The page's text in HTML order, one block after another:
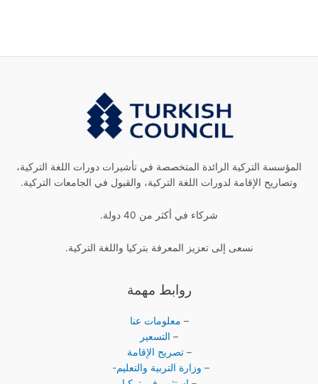
المؤسسة التركية الرائدة المتخصصة في تأشيرات دورات اللغة التركية،
وتصاريح الإقامة لدورات اللغة التركية، والقبول في الجامعات التركية.
شركاء في أكثر من 40 دولة.
نسعى إلى تعزيز المعرفة بتركيا واللغة التركية.
روابط مهمة
– معلومات عنا
– التسعير
–تصريح الإقامة
– وزارة التربية والتعليم-